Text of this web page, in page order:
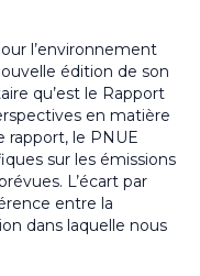
l’environnement
édition de son
qu’est le Rapport
en matière
rapport, le PNUE
sur les émissions
L’écart par
entre la
dans laquelle nous